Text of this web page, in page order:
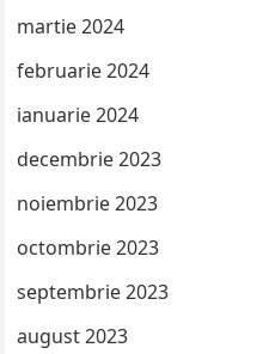
martie 2024
februarie 2024
ianuarie 2024
decembrie 2023
noiembrie 2023
octombrie 2023
septembrie 2023
august 2023